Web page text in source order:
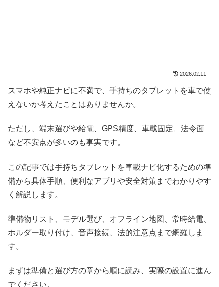
2026.02.11
スマホや純正ナビに不満で、手持ちのタブレットを車で使
えないか考えたことはありませんか。
ただし、端末選びや給電、GPS精度、車載固定、法令面
など不安点が多いのも事実です。
この記事では手持ちタブレットを車載ナビ化するための準
備から具体手順、便利なアプリや安全対策までわかりやす
く解説します。
準備物リスト、モデル選び、オフライン地図、常時給電、
ホルダー取り付け、音声接続、法的注意点まで網羅しま
す。
まずは準備と選び方の章から順に読み、実際の設置に進ん
でください。